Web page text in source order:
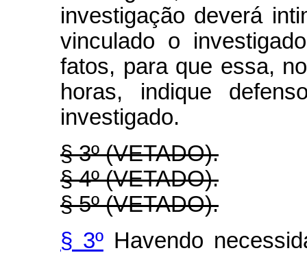
investigação deverá
vinculado o
fatos, para que essa,
horas, indique
investigado.
§ 3º (VETADO).
§ 4º (VETADO).
§ 5º (VETADO).
§ 3ºHavendo